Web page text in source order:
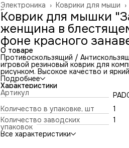
Коврики для мыши ›
Электроника ›
Главная
Коврик для мышки
женщина в
фоне красного
О товаре
Противоскользящий /
игровой резиновый коврик для
рисунком. Высокое качество и
оставит никого равнодушным.
и лучшее соотношение цена/
всех типов мышей: оптических и
чувствительностью и любым типом
тканевая поверхность
движениями компьютерной мышки.
из чёрной вспененной резины. Не
маленький, идеального размера
фиксируется на любой поверхности.
Подробнее
Характеристики
Артикул
Количество в упаковке, шт
1
Количество заводских
упаковок
1
Все характеристики